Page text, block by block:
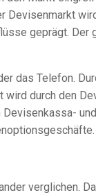
geprägt.
das Telefon.
wird durch den
verglichen.